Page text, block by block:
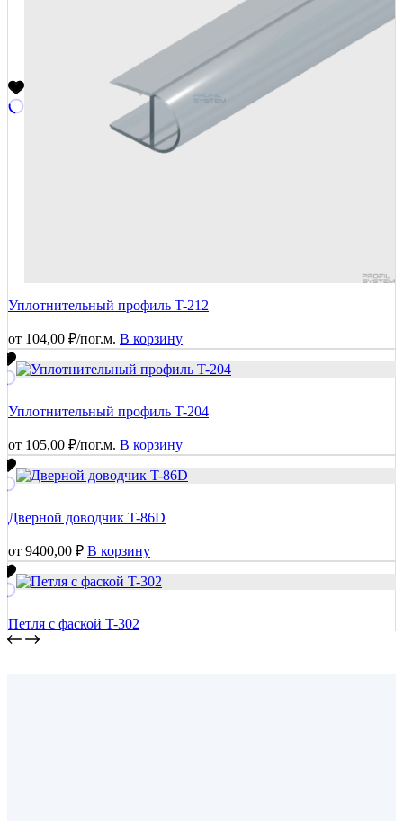
Уплотнительный профиль T-212
от 104,00 ₽/пог.м. В корзину
Уплотнительный профиль T-204
от 105,00 ₽/пог.м. В корзину
Дверной доводчик T-86D
от 9400,00 ₽ В корзину
Петля с фаской T-302